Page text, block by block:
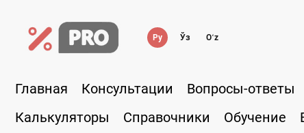
Ру Ўз Oʻz
Главная Консультации Вопросы-ответы
Калькуляторы
Справочники Обучение